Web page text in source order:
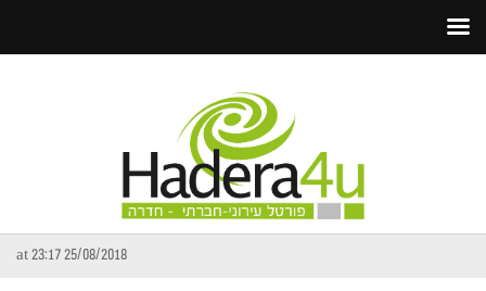
25/08/2018 at 23:17